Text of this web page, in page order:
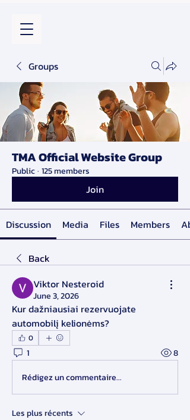
Groups
TMA Official Website Group
Public· 125 members
Join
Discussion Media Files Members
Back
Viktor Nesteroid
June 3, 2026
Kur dažniausiai rezervuojate
automobilį kelionėms?
0
1
8
Rédigez un commentaire...
Les plus récents